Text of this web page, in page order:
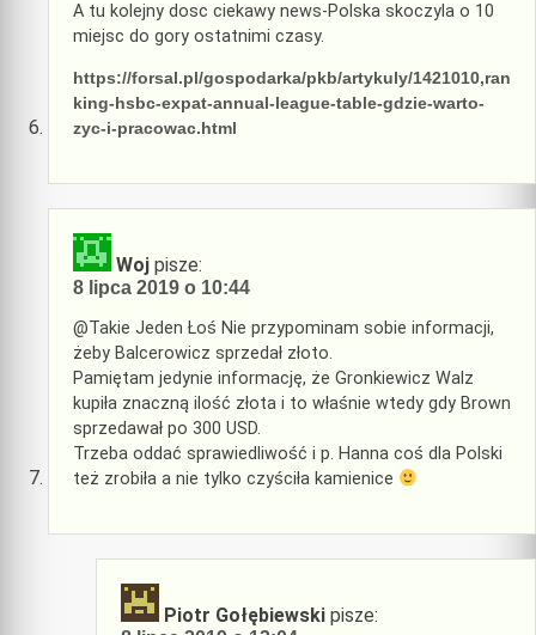
A tu kolejny dosc ciekawy news-Polska skoczyla o 10
miejsc do gory ostatnimi czasy.
https://forsal.pl/gospodarka/pkb/artykuly/1421010,ran
king-hsbc-expat-annual-league-table-gdzie-warto-
zyc-i-pracowac.html
Woj pisze:
8 lipca 2019 o 10:44
@Takie Jeden Łoś Nie przypominam sobie informacji,
żeby Balcerowicz sprzedał złoto.
Pamiętam jedynie informację, że Gronkiewicz Walz
kupiła znaczną ilość złota i to właśnie wtedy gdy Brown
sprzedawał po 300 USD.
Trzeba oddać sprawiedliwość i p. Hanna coś dla Polski
też zrobiła a nie tylko czyściła kamienice
Piotr Gołębiewski pisze: